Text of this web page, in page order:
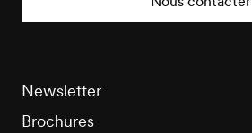
Newsletter
Brochures